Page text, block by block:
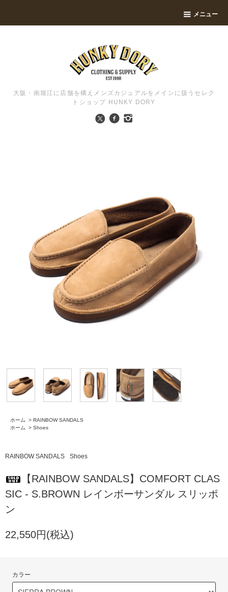
メニュー
大阪・南堀江に店舗を構えメンズカジュアルをメインに扱うセレク
トショップ HUNKY DORY
ホーム > RAINBOW SANDALS
ホーム
> Shoes
RAINBOW SANDALS Shoes
【RAINBOW SANDALS】COMFORT CLAS
SIC - S.BROWN レインボーサンダル スリッポ
ン
22,550円(税込)
カラー